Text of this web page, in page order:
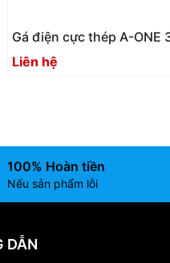
Gá điện cực thép A-ONE
520117 (Bộ 12 cái) | Steel
holder
Liên hệ
100% Hoàn tiền
Nếu sản phẩm lỗi
DẪN